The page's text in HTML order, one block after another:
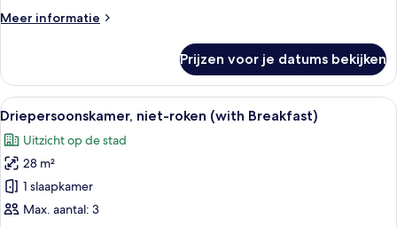
laden
Meer informatie
Meer
tweepersoonskamer,
niet-
roken
(with
Breakfast)
Prijzen voor je datums bekijken
Alle
foto's
voor
Driepersoonskamer,
niet-
roken
Een hotelkamer met drie bedden,
6
Driepersoonskamer, niet-roken (with Breakfast)
Uitzicht op de stad
28 m²
1 slaapkamer
Max. aantal: 3